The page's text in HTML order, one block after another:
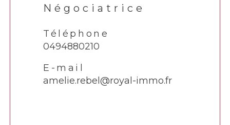
Négociatrice
Téléphone
0494880210
E-mail
amelie.rebel@royal-immo.fr